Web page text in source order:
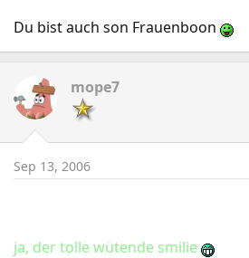
Du bist auch son Frauenboon
mope7
Sep 13, 2006
ja, der tolle wütende smilie